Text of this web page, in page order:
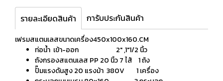
รายละเอียดสินค้า การับประกันสินค้า
เฟรมสแตนเลสขนาดเครื่อง450x100x160.CM
ท่อน้ำ เข้า-ออก 2" ,1"1/2 นิ้ว
ถังกรองสแตนเลส PP 20 นิ้ว 7 ไส้ 1 ถ้ง
ปั๊มแรงดันสูง 20 แรงม้า 380V 1 เครื่อง